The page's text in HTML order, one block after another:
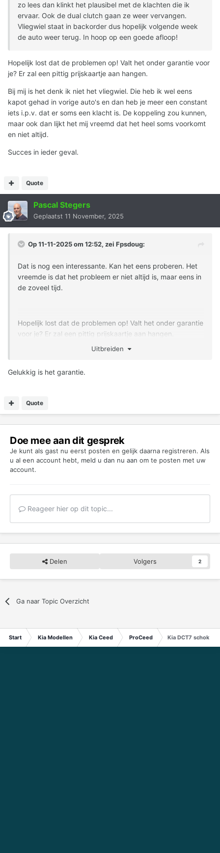
zo lees dan klinkt het plausibel met de klachten die ik
ervaar. Ook de dual clutch gaan ze weer vervangen.
Vliegwiel staat in backorder dus hopelijk volgende week
de auto weer terug. In hoop op een goede afloop!
Hopelijk lost dat de problemen op! Valt het onder garantie voor
je? Er zal een pittig prijskaartje aan hangen.
Bij mij is het denk ik niet het vliegwiel. Die heb ik wel eens
kapot gehad in vorige auto's en dan heb je meer een constant
iets i.p.v. dat er soms een klacht is. De koppeling zou kunnen,
maar ook dan lijkt het mij vreemd dat het heel soms voorkomt
en niet altijd.
Succes in ieder geval.
Quote
Pascal Stegers
Geplaatst 11 November, 2025
Op 11-11-2025 om 12:52, zei Fpsdoug:
Dat is nog een interessante. Kan het eens proberen. Het
vreemde is dat het probleem er niet altijd is, maar eens in
de zoveel tijd.
Hopelijk lost dat de problemen op! Valt het onder garantie
voor je? Er zal een pittig prijskaartje aan hangen.
Bij mij is het denk ik niet het vliegwiel. Die heb ik wel eens
constant iets i.p.v. dat er soms een klacht is. De
Succes in ieder geval.
Uitbreiden
Gelukkig is het garantie.
Quote
Doe mee aan dit gesprek
Je kunt als gast nu eerst posten en gelijk daarna registreren. Als
u al een account hebt, meld u dan nu aan om te posten met uw
account.
Reageer hier op dit topic...
Delen Volgers 2
Ga naar Topic Overzicht
Start Kia Modellen Kia Ceed ProCeed Kia DCT7